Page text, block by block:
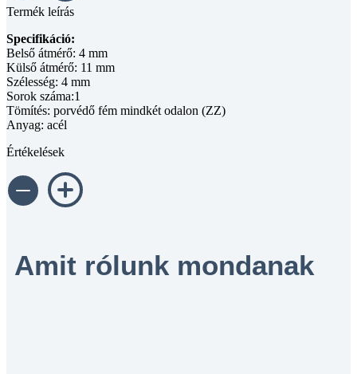
Termék leírás
Specifikáció:
Belső átmérő: 4 mm
Külső átmérő: 11 mm
Szélesség: 4 mm
Sorok száma:1
Tömítés: porvédő fém mindkét odalon (ZZ)
Anyag: acél
Értékelések
Amit rólunk mondanak